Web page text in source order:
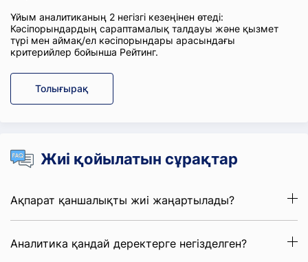
Ұйым аналитиканың 2 негізгі кезеңінен өтеді:
Кәсіпорындардың сараптамалық талдауы және қызмет
түрі мен аймақ/ел кәсіпорындары арасындағы
критерийлер бойынша Рейтинг.
Толығырақ
Жиі қойылатын сұрақтар
Ақпарат қаншалықты жиі жаңартылады?
Аналитика қандай деректерге негізделген?